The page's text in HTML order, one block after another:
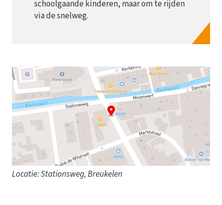
schoolgaande kinderen, maar om te rijden
via de snelweg.
Locatie: Stationsweg, Breukelen